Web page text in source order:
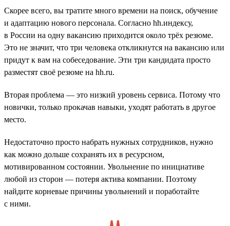
Скорее всего, вы тратите много времени на поиск, обучение
и адаптацию нового персонала. Согласно hh.индексу,
в России на одну вакансию приходится около трёх резюме.
Это не значит, что три человека откликнутся на вакансию или
придут к вам на собеседование. Эти три кандидата просто
разместят своё резюме на hh.ru.
Вторая проблема — это низкий уровень сервиса. Потому что
новички, только прокачав навыки, уходят работать в другое
место.
Недостаточно просто набрать нужных сотрудников, нужно
как можно дольше сохранять их в ресурсном,
мотивированном состоянии. Увольнение по инициативе
любой из сторон — потеря актива компании. Поэтому
найдите корневые причины увольнений и поработайте
с ними.